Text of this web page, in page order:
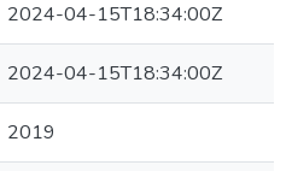
2024-04-15T18:34:00Z
2024-04-15T18:34:00Z
2019